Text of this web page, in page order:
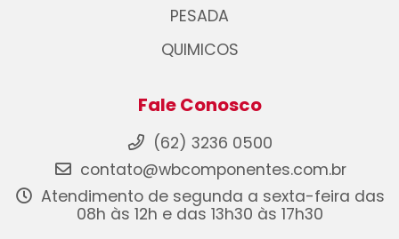
PESADA
QUIMICOS
Fale Conosco
(62) 3236 0500
contato@wbcomponentes.com.br
Atendimento de segunda a sexta-feira das
08h às 12h e das 13h30 às 17h30